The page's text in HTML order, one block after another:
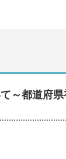
～都道府